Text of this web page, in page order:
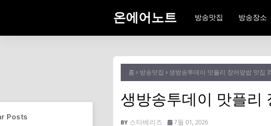
온에어노트 방송맛집 방송장소
홈 방송맛집 생방송투데이 맛플리 장어덮밥 맛집
생방송투데이 맛플리
스타베리즈 7월 01, 2026
Posts